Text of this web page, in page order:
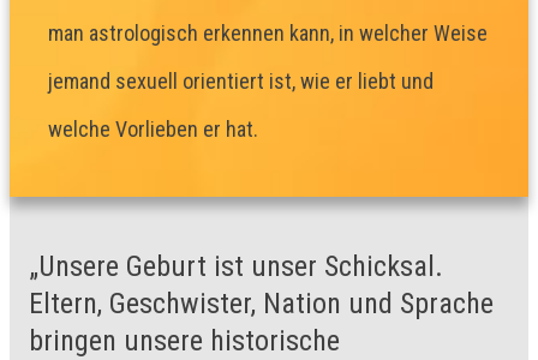
man astrologisch erkennen kann, in welcher Weise
jemand sexuell orientiert ist, wie er liebt und
welche Vorlieben er hat.
„Unsere Geburt ist unser Schicksal.
Eltern, Geschwister, Nation und Sprache
bringen unsere historische